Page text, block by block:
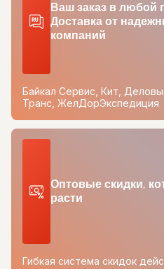
Ваш заказ в любой
Доставка от
компаний
Байкал Сервис, Кит,
Транс, ЖелДорЭкспедиция
Оптовые скидки,
расти
Гибкая система скидок